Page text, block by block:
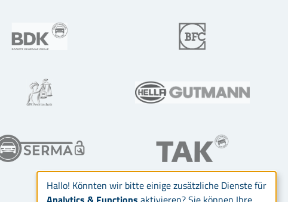
Hallo! Könnten wir bitte einige zusätzliche Dienste für